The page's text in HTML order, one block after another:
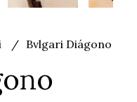
Bvlgari Diágono